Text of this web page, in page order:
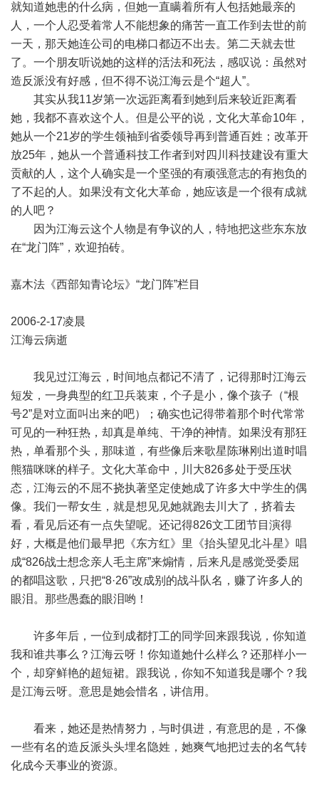
就知道她患的什么病，但她一直瞒着所有人包括她最亲的
人，一个人忍受着常人不能想象的痛苦一直工作到去世的前
一天，那天她连公司的电梯口都迈不出去。第二天就去世
了。一个朋友听说她的这样的活法和死法，感叹说：虽然对
造反派没有好感，但不得不说江海云是个“超人”。
其实从我11岁第一次远距离看到她到后来较近距离看
她，我都不喜欢这个人。但是公平的说，文化大革命10年，
她从一个21岁的学生领袖到省委领导再到普通百姓；改革开
放25年，她从一个普通科技工作者到对四川科技建设有重大
贡献的人，这个人确实是一个坚强的有顽强意志的有抱负的
了不起的人。如果没有文化大革命，她应该是一个很有成就
的人吧？
因为江海云这个人物是有争议的人，特地把这些东东放
在“龙门阵”，欢迎拍砖。
嘉木法《西部知青论坛》“龙门阵”栏目
2006-2-17凌晨
江海云病逝
我见过江海云，时间地点都记不清了，记得那时江海云
短发，一身典型的红卫兵装束，个子是小，像个孩子（“根
号2”是对立面叫出来的吧）；确实也记得带着那个时代常常
可见的一种狂热，却真是单纯、干净的神情。如果没有那狂
热，单看那个头，那味道，有些像后来歌星陈琳刚出道时唱
熊猫咪咪的样子。文化大革命中，川大826多处于受压状
态，江海云的不屈不挠执著坚定使她成了许多大中学生的偶
像。我们一帮女生，就是想见见她就跑去川大了，挤着去
看，看见后还有一点失望呢。还记得826文工团节目演得
好，大概是他们最早把《东方红》里《抬头望见北斗星》唱
成“826战士想念亲人毛主席”来煽情，后来凡是感觉受委屈
的都唱这歌，只把“8·26”改成别的战斗队名，赚了许多人的
眼泪。那些愚蠢的眼泪哟！
许多年后，一位到成都打工的同学回来跟我说，你知道
我和谁共事么？江海云呀！你知道她什么样么？还那样小一
个，却穿鲜艳的超短裙。跟我说，你知不知道我是哪个？我
是江海云呀。意思是她会惜名，讲信用。
看来，她还是热情努力，与时俱进，有意思的是，不像
一些有名的造反派头头埋名隐姓，她爽气地把过去的名气转
化成今天事业的资源。